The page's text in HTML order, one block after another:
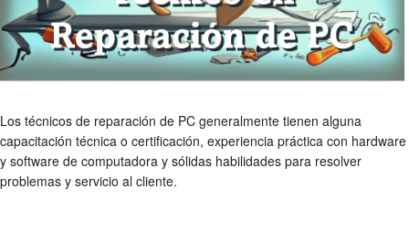
Los técnicos de reparación de PC generalmente tienen alguna
capacitación técnica o certificación, experiencia práctica con hardware
y software de computadora y sólidas habilidades para resolver
problemas y servicio al cliente.